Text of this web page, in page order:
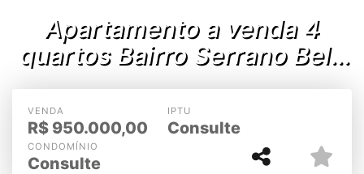
Apartamento a venda 4
quartos Bairro Serrano Belo
Horizonte/MG
VENDA
R$ 950.000,00
IPTU
Consulte
CONDOMÍNIO
Consulte